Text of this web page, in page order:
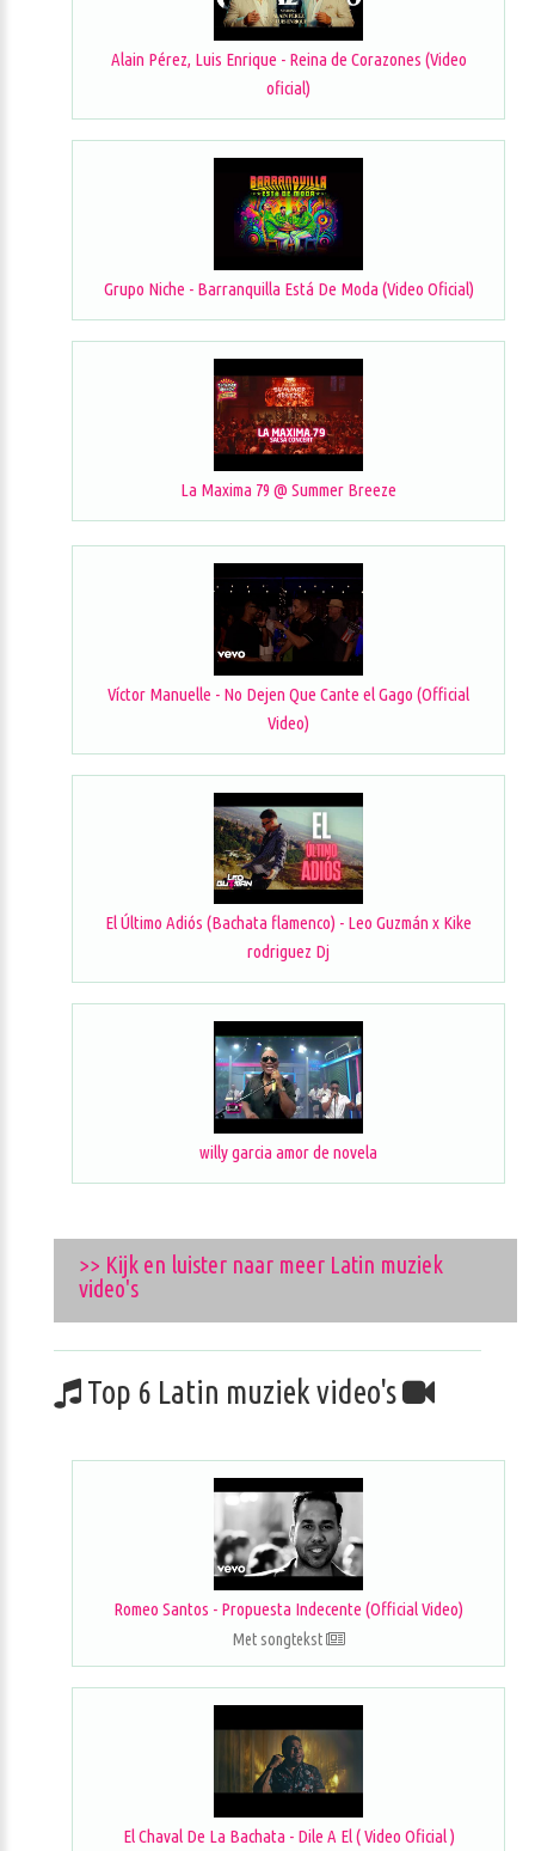
Alain Pérez, Luis Enrique - Reina de Corazones (Video
oficial)
Grupo Niche - Barranquilla Está De Moda (Video Oficial)
La Maxima 79 @ Summer Breeze
Víctor Manuelle - No Dejen Que Cante el Gago (Official
Video)
El Último Adiós (Bachata flamenco) - Leo Guzmán x Kike
rodriguez Dj
willy garcia amor de novela
>> Kijk en luister naar meer Latin muziek
video's
Top 6 Latin muziek video's
Romeo Santos - Propuesta Indecente (Official Video)
Met songtekst
El Chaval De La Bachata - Dile A El ( Video Oficial )